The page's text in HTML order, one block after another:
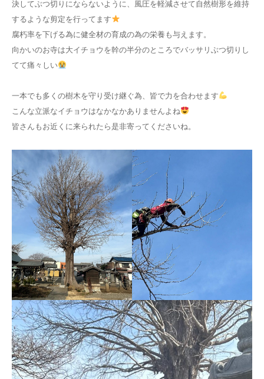
決してぶつ切りにならないように、風圧を軽減させて自然樹形を維持
するような剪定を行ってます
腐朽率を下げる為に健全材の育成の為の栄養も与えます。
向かいのお寺は大イチョウを幹の半分のところでバッサリぶつ切りし
てて痛々しい
一本でも多くの樹木を守り受け継ぐ為、皆で力を合わせます
こんな立派なイチョウはなかなかありませんよね
皆さんもお近くに来られたら是非寄ってくださいね。